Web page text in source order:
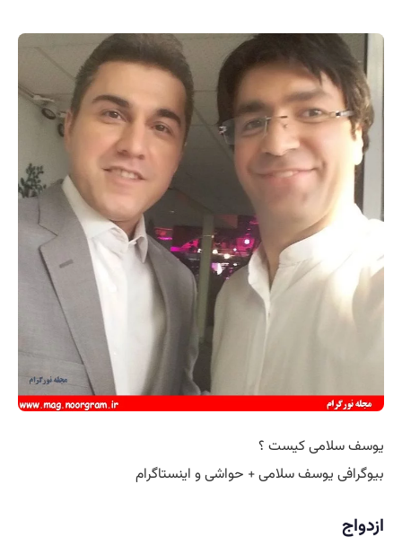
یوسف سلامی کیست ؟
بیوگرافی یوسف سلامی + حواشی و اینستاگرام
ازدواج